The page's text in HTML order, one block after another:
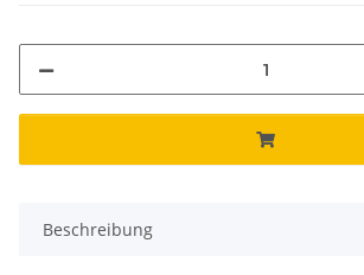
Beschreibung